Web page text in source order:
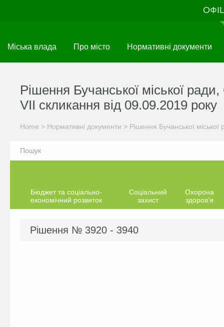
Міська влада Про місто Нормативні документи
Рішення Бучанської міської ради,
VII скликання від 09.09.2019 року
Home > Нормативні документи > Рішення Бучанської міської
Бюджет та соціально-
економічний розвиток
Соціальний
захист
Охорона
здоров’я
Рішення № 3920 - 3940